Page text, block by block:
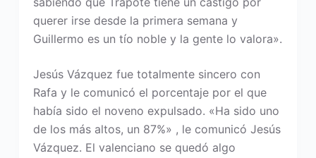
querer irse desde la primera semana y
Guillermo es un tío noble y la gente lo valora».
Jesús Vázquez fue totalmente sincero con
Rafa y le comunicó el porcentaje por el que
había sido el noveno expulsado. «Ha sido uno
de los más altos, un 87%» , le comunicó Jesús
Vázquez. El valenciano se quedó algo